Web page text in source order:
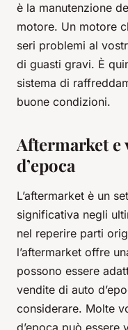
è la manutenzione
motore. Un motore
seri problemi al
di guasti gravi. È
sistema di
buone condizioni.
Aftermarket e
d’epoca
L’aftermarket è un
significativa negli
nel reperire parti
l’aftermarket offre
possono essere
vendite di auto
considerare. Molte